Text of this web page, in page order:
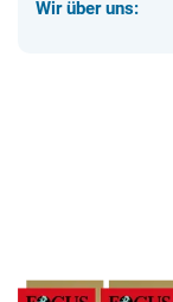
Wir über uns: